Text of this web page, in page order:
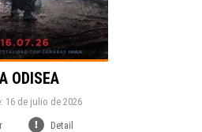
ODISEA
16 de julio de 2026
Detail